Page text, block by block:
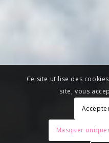
Ce site utilise des
site, vous
Masquer